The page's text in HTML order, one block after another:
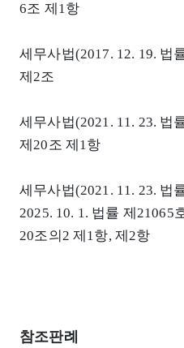
6조 제1항
세무사법(2017. 12. 19. 법
제2조
세무사법(2021. 11. 23. 법
제20조 제1항
세무사법(2021. 11. 23. 법
2025. 10. 1. 법률 제21065
20조의2 제1항, 제2항
참조판례